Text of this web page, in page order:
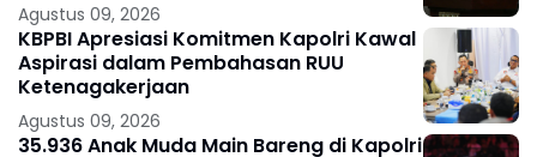
Agustus 09, 2026
KBPBI Apresiasi Komitmen Kapolri Kawal
Aspirasi dalam Pembahasan RUU
Ketenagakerjaan
Agustus 09, 2026
35.936 Anak Muda Main Bareng di Kapolri